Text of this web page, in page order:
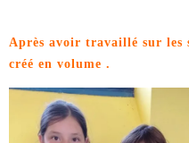
Après avoir travaillé sur les
créé en volume .